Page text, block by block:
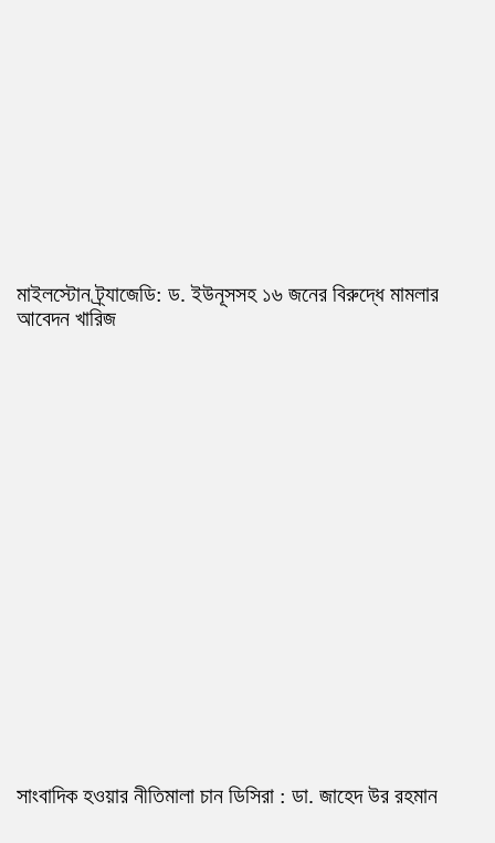
মাইলস্টোন ট্র্যাজেডি: ড. ইউনূসসহ ১৬ জনের বিরুদ্ধে মামলার
আবেদন খারিজ
সাংবাদিক হওয়ার নীতিমালা চান ডিসিরা : ডা. জাহেদ উর রহমান